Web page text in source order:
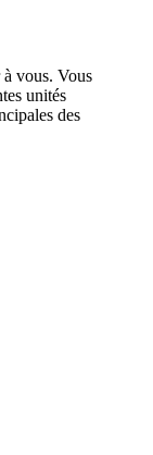
vous. Vous
unités
des